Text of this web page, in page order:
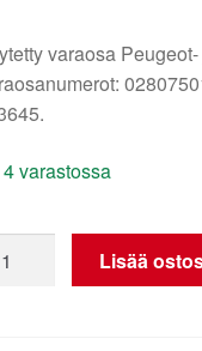
varaosa
4 varastossa
Lisää